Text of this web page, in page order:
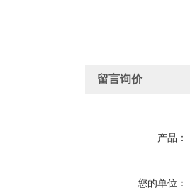
留言询价
产品：
您的单位：